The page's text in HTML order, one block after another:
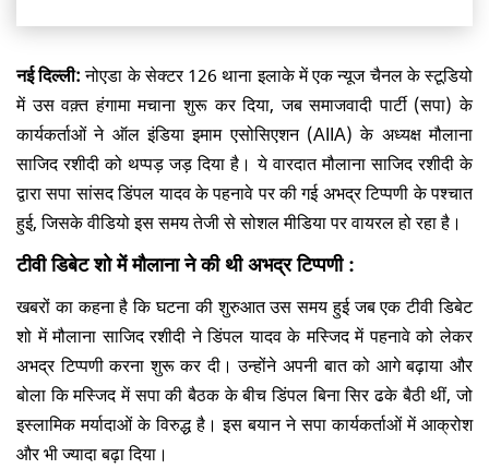
नई दिल्ली:नोएडा के सेक्टर 126 थाना इलाके में एक न्यूज चैनल के स्टूडियो
में उस वक़्त हंगामा मचाना शुरू कर दिया, जब समाजवादी पार्टी (सपा) के
कार्यकर्ताओं ने ऑल इंडिया इमाम एसोसिएशन (AIIA) के अध्यक्ष मौलाना
साजिद रशीदी को थप्पड़ जड़ दिया है। ये वारदात मौलाना साजिद रशीदी के
द्वारा सपा सांसद डिंपल यादव के पहनावे पर की गई अभद्र टिप्पणी के पश्चात
हुई, जिसके वीडियो इस समय तेजी से सोशल मीडिया पर वायरल हो रहा है।
टीवी डिबेटशो में मौलानाने की थी अभद्र टिप्पणी:
खबरों का कहना है कि घटना की शुरुआत उस समय हुई जब एक टीवी डिबेट
शो में मौलाना साजिद रशीदी ने डिंपल यादव के मस्जिद में पहनावे को लेकर
अभद्र टिप्पणी करना शुरू कर दी। उन्होंने अपनी बात को आगे बढ़ाया और
बोला कि मस्जिद में सपा की बैठक के बीच डिंपल बिना सिर ढके बैठी थीं, जो
इस्लामिक मर्यादाओं के विरुद्ध है। इस बयान ने सपा कार्यकर्ताओं में आक्रोश
और भी ज्यादा बढ़ा दिया।